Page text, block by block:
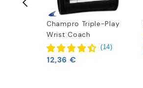
Champro Triple-Play
Wrist Coach
(14)
12,36 €